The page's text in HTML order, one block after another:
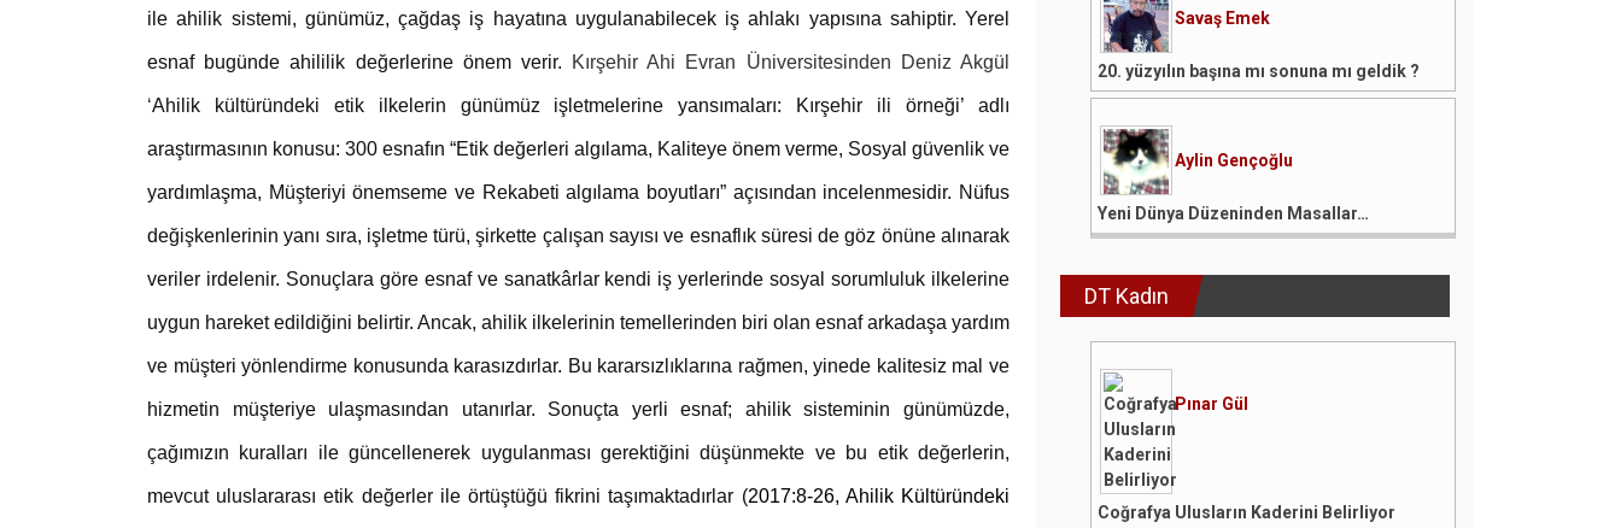
ile ahilik sistemi, günümüz, çağdaş iş hayatına uygulanabilecek iş ahlakı yapısına sahiptir. Yerel
esnaf bugünde ahililik değerlerine önem verir. Kırşehir Ahi Evran Üniversitesinden Deniz Akgül
‘Ahilik kültüründeki etik ilkelerin günümüz işletmelerine yansımaları: Kırşehir ili örneği’ adlı
araştırmasının konusu: 300 esnafın “Etik değerleri algılama, Kaliteye önem verme, Sosyal güvenlik ve
yardımlaşma, Müşteriyi önemseme ve Rekabeti algılama boyutları” açısından incelenmesidir. Nüfus
değişkenlerinin yanı sıra, işletme türü, şirkette çalışan sayısı ve esnaflık süresi de göz önüne alınarak
veriler irdelenir. Sonuçlara göre esnaf ve sanatkârlar kendi iş yerlerinde sosyal sorumluluk ilkelerine
uygun hareket edildiğini belirtir. Ancak, ahilik ilkelerinin temellerinden biri olan esnaf arkadaşa yardım
ve müşteri yönlendirme konusunda karasızdırlar. Bu kararsızlıklarına rağmen, yinede kalitesiz mal ve
hizmetin müşteriye ulaşmasından utanırlar. Sonuçta yerli esnaf; ahilik sisteminin günümüzde,
çağımızın kuralları ile güncellenerek uygulanması gerektiğini düşünmekte ve bu etik değerlerin,
mevcut uluslararası etik değerler ile örtüştüğü fikrini taşımaktadırlar (2017:8-26, Ahilik Kültüründeki
Savaş Emek
20. yüzyılın başına mı sonuna mı geldik ?
Aylin Gençoğlu
Yeni Dünya Düzeninden Masallar…
DT Kadın
Pınar Gül
Coğrafya Ulusların Kaderini Belirliyor